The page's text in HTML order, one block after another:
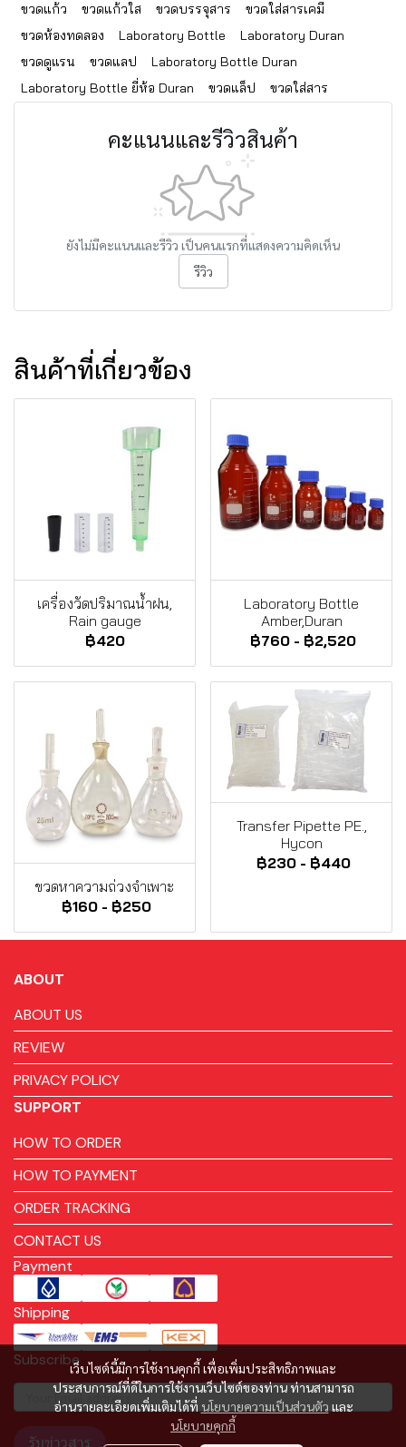
ขวดแก้ว ขวดแก้วใส ขวดบรรจุสาร
ขวดใส่สารเคมี
ขวดห้องทดลอง
Laboratory Bottle
Laboratory Duran
ขวดดูแรน
ขวดแลป
Laboratory Bottle Duran
Laboratory Bottle ยี่ห้อ Duran
ขวดแล็ป ขวดใส่สาร
คะแนนและรีวิวสินค้า
ยังไม่มีคะแนนและรีวิว เป็นคนแรกที่แสดงความคิดเห็น
รีวิว
สินค้าที่เกี่ยวข้อง
เครื่องวัดปริมาณน้ำฝน,
Rain gauge
฿420
Laboratory Bottle
Amber,Duran
฿760 - ฿2,520
ขวดหาความถ่วงจำเพาะ
฿160 - ฿250
Transfer Pipette PE.,
Hycon
฿230 - ฿440
เว็บไซต์นี้มีการใช้งานคุกกี้ เพื่อเพิ่มประสิทธิภาพและ
ประสบการณ์ที่ดีในการใช้งานเว็บไซต์ของท่าน ท่านสามารถ
อ่านรายละเอียดเพิ่มเติมได้ที่ นโยบายความเป็นส่วนตัว และ
นโยบายคุกกี้
ABOUT
ABOUT US
REVIEW
PRIVACY POLICY
SUPPORT
HOW TO ORDER
HOW TO PAYMENT
ORDER TRACKING
CONTACT US
Payment
Shipping
Subscribe
รับข่าวสาร